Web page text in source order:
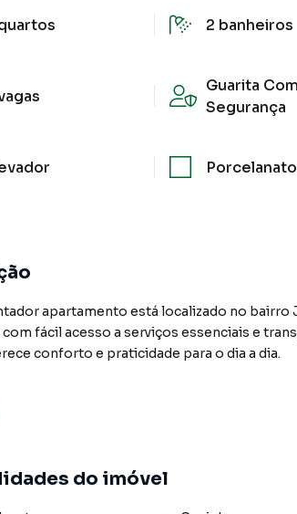
2 banheiros
Guarita Com
Segurança
Porcelanato
apartamento está localizado no bairro
com fácil acesso a serviços essenciais e
conforto e praticidade para o dia a dia.
e conforto. A cozinha americana integrada
do imóvel